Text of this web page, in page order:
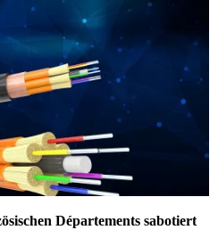
Départements sabotiert